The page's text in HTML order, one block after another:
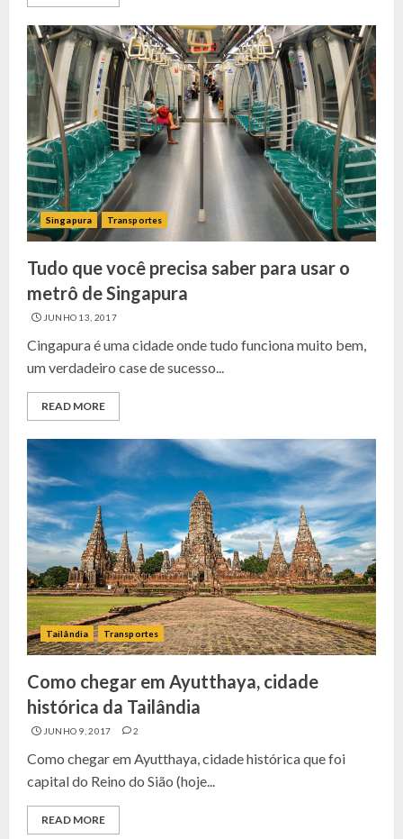
Singapura Transportes
Tudo que você precisa saber para usar o
metrô de Singapura
JUNHO 13, 2017
Cingapura é uma cidade onde tudo funciona muito bem,
um verdadeiro case de sucesso...
READ MORE
Tailândia Transportes
Como chegar em Ayutthaya, cidade
histórica da Tailândia
JUNHO 9, 2017 2
Como chegar em Ayutthaya, cidade histórica que foi
capital do Reino do Sião (hoje...
READ MORE